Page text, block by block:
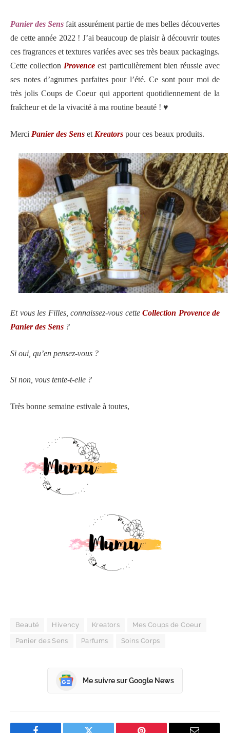
Panier des Sens fait assurément partie de mes belles découvertes
de cette année 2022 ! J’ai beaucoup de plaisir à découvrir toutes
ces fragrances et textures variées avec ses très beaux packagings.
Cette collection Provence est particulièrement bien réussie avec
ses notes d’agrumes parfaites pour l’été. Ce sont pour moi de
très jolis Coups de Coeur qui apportent quotidiennement de la
fraîcheur et de la vivacité à ma routine beauté ! ♥️
Merci Panier des Sens et Kreators pour ces beaux produits.
Et vous les Filles, connaissez-vous cette Collection Provence de
Panier des Sens ?
Si oui, qu’en pensez-vous ?
Si non, vous tente-t-elle ?
Très bonne semaine estivale à toutes,
Beauté Hivency Kreators Mes Coups de Coeur
Panier des Sens Parfums Soins Corps
Me suivre sur Google News